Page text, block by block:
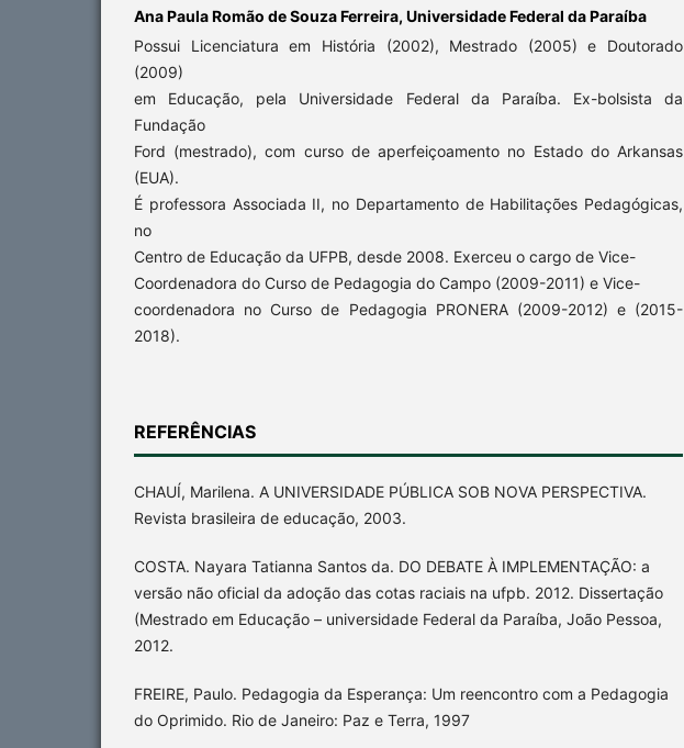
Ana Paula Romão de Souza Ferreira, Universidade Federal da Paraíba
Possui Licenciatura em História (2002), Mestrado (2005) e Doutorado
(2009)
em Educação, pela Universidade Federal da Paraíba. Ex-bolsista da
Fundação
Ford (mestrado), com curso de aperfeiçoamento no Estado do Arkansas
(EUA).
É professora Associada II, no Departamento de Habilitações Pedagógicas,
no
Centro de Educação da UFPB, desde 2008. Exerceu o cargo de Vice-
Coordenadora do Curso de Pedagogia do Campo (2009-2011) e Vice-
coordenadora no Curso de Pedagogia PRONERA (2009-2012) e (2015-
2018).
REFERÊNCIAS
CHAUÍ, Marilena. A UNIVERSIDADE PÚBLICA SOB NOVA PERSPECTIVA.
Revista brasileira de educação, 2003.
COSTA. Nayara Tatianna Santos da. DO DEBATE À IMPLEMENTAÇÃO: a
versão não oficial da adoção das cotas raciais na ufpb. 2012. Dissertação
(Mestrado em Educação – universidade Federal da Paraíba, João Pessoa,
2012.
FREIRE, Paulo. Pedagogia da Esperança: Um reencontro com a Pedagogia
do Oprimido. Rio de Janeiro: Paz e Terra, 1997